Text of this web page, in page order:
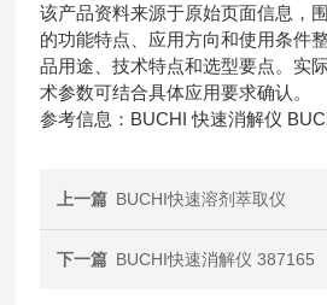
该产品资料来源于原始页面信息，
的功能特点、应用方向和使用条件
品用途、技术特点和选型要点。实
术参数可结合具体应用要求确认。
参考信息：BUCHI 快速消解仪
上一篇 BUCHI快速溶剂萃取仪
下一篇 BUCHI快速消解仪 387165